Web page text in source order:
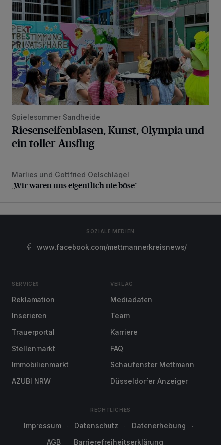
Spielesommer Sandheide
Riesenseifenblasen, Kunst, Olympia und
ein toller Ausflug
„Wir waren uns eigentlich nie böse“
Marlies und Gottfried Oelschlägel
„Wir waren uns eigentlich nie böse“
SOZIALE MEDIEN
www.facebook.com/mettmannerkreisnews/
SERVICES
Reklamation
Inserieren
Trauerportal
Stellenmarkt
Immobilienmarkt
AZUBI NRW
VERLAG
Mediadaten
Team
Karriere
FAQ
Schaufenster Mettmann
Düsseldorfer Anzeiger
RECHTLICHES
Impressum Datenschutz
Datenerhebung
AGB
Barrierefreiheitserklärung